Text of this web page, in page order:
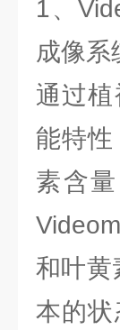
1、
成像系
通过
能特
素含
和叶黄
本的